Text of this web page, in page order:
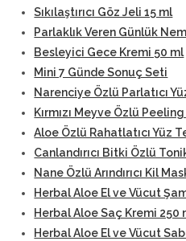
Sıkılaştırıcı Göz Jeli 15 ml
Parlaklık Veren Günlük
Besleyici Gece Kremi 50 ml
Mini 7 Günde Sonuç Seti
Narenciye Özlü Parlatıcı
Kırmızı Meyve Özlü
Aloe Özlü Rahatlatıcı Yüz
Canlandırıcı Bitki Özlü
Nane Özlü Arındırıcı Kil
Herbal Aloe El ve Vücut
Herbal Aloe Saç Kremi 250
Herbal Aloe El ve Vücut